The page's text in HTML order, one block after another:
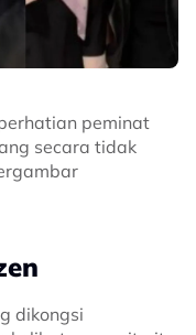
peminat
secara tidak
dikongsi